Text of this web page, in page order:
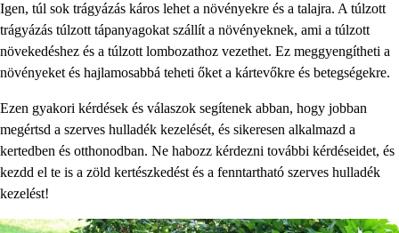
Igen, túl sok trágyázás káros lehet a növényekre és a talajra. A túlzott
trágyázás túlzott tápanyagokat szállít a növényeknek, ami a túlzott
növekedéshez és a túlzott lombozathoz vezethet. Ez meggyengítheti a
növényeket és hajlamosabbá teheti őket a kártevőkre és betegségekre.
Ezen gyakori kérdések és válaszok segítenek abban, hogy jobban
megértsd a szerves hulladék kezelését, és sikeresen alkalmazd a
kertedben és otthonodban. Ne habozz kérdezni további kérdéseidet, és
kezdd el te is a zöld kertészkedést és a fenntartható szerves hulladék
kezelést!